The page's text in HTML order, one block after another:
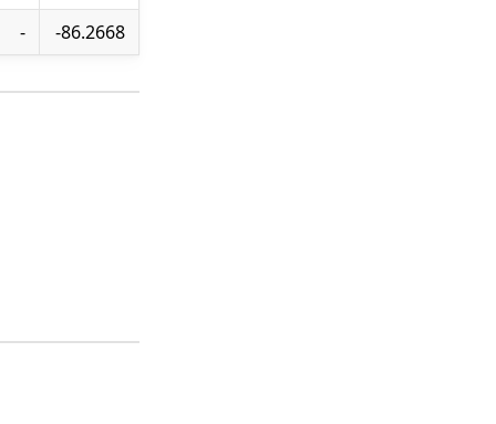
-
-86.2668